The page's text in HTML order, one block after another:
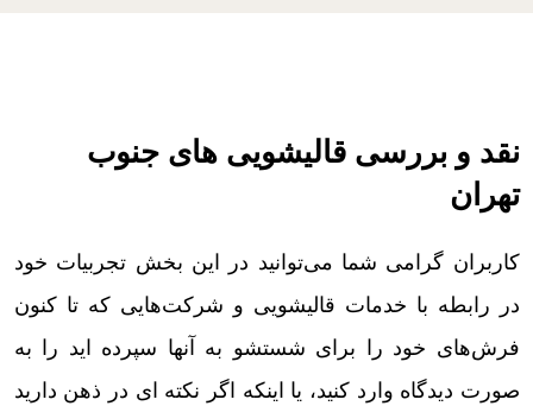
نقد و بررسی قالیشویی های جنوب
تهران
کاربران گرامی شما می‌توانید در این بخش تجربیات خود
در رابطه با خدمات قالیشویی و شرکت‌هایی که تا کنون
فرش‌های خود را برای شستشو به آنها سپرده اید را به
صورت دیدگاه وارد کنید، یا اینکه اگر نکته ای در ذهن دارید